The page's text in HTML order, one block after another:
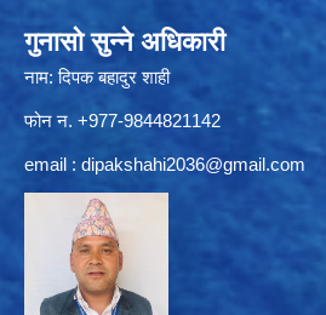
गुनासो सुन्ने अधिकारी
नाम: दिपक बहादुर शाही
फोन न. +977-9844821142
email : dipakshahi2036@gmail.com